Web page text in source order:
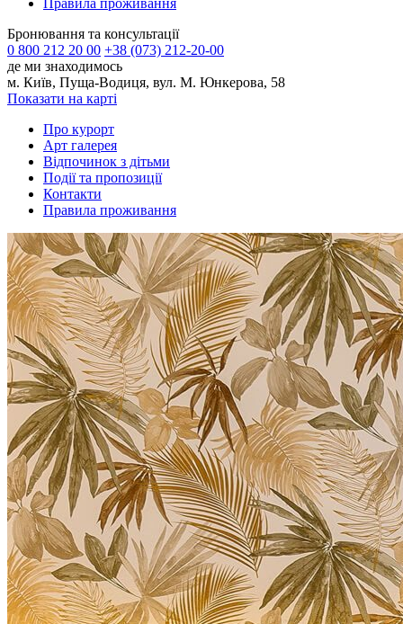
Правила проживання
Бронювання та консультації
0 800 212 20 00 +38 (073) 212-20-00
де ми знаходимось
м. Київ, Пуща-Водиця, вул. М. Юнкерова, 58
Показати на карті
Про курорт
Арт галерея
Відпочинок з дітьми
Події та пропозиції
Контакти
Правила проживання